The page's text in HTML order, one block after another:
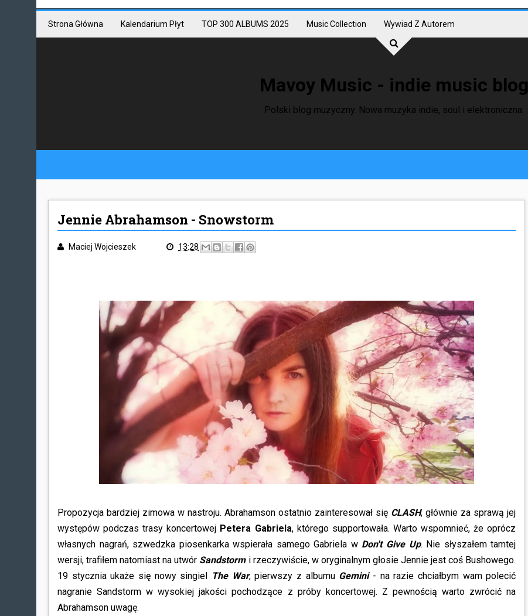
Strona Główna Kalendarium Płyt TOP 300 ALBUMS 2025 Music Collection Wywiad Z Autorem
Mavoy Music - indie music blog
Polski blog muzyczny. Nowa muzyka indie, soul i elektroniczna.
Jennie Abrahamson - Snowstorm
Maciej Wojcieszek 13:28
Propozycja bardziej zimowa w nastroju. Abrahamson ostatnio zainteresował się CLASH, głównie za sprawą jej
występów podczas trasy koncertowej Petera Gabriela, którego supportowała. Warto wspomnieć, że oprócz
własnych nagrań, szwedzka piosenkarka wspierała samego Gabriela w Don't Give Up. Nie słyszałem tamtej
wersji, trafiłem natomiast na utwór Sandstorm i rzeczywiście, w oryginalnym głosie Jennie jest coś Bushowego.
19 stycznia ukaże się nowy singiel The War, pierwszy z albumu Gemini - na razie chciałbym wam polecić
nagranie Sandstorm w wysokiej jakości pochodzące z próby koncertowej. Z pewnością warto zwrócić na
Abrahamson uwagę.